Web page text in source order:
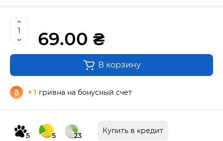
69.00 ₴
В корзину
+ 1 гривна на бонусный счет
5 5 23
Купить в кредит